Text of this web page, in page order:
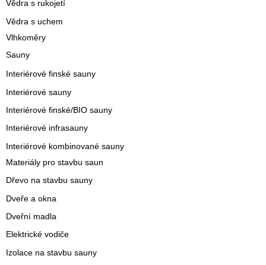
Vědra s rukojetí
Vědra s uchem
Vlhkoměry
Sauny
Interiérové finské sauny
Interiérové sauny
Interiérové finské/BIO sauny
Interiérové infrasauny
Interiérové kombinované sauny
Materiály pro stavbu saun
Dřevo na stavbu sauny
Dveře a okna
Dveřní madla
Elektrické vodiče
Izolace na stavbu sauny